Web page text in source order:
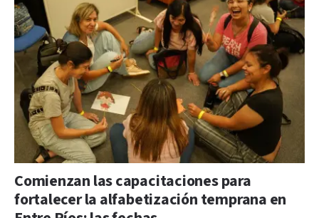
Comienzan las capacitaciones para
fortalecer la alfabetización temprana en